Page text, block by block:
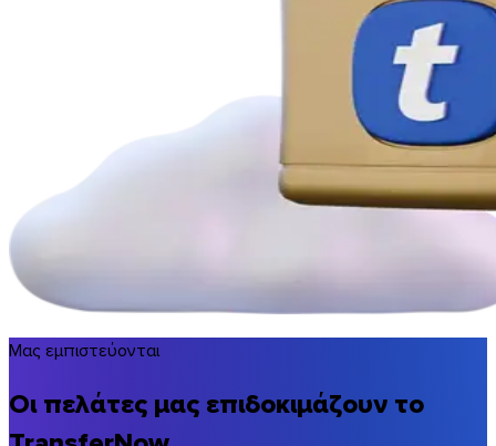
Μας εμπιστεύονται
Οι πελάτες μας επιδοκιμάζουν το